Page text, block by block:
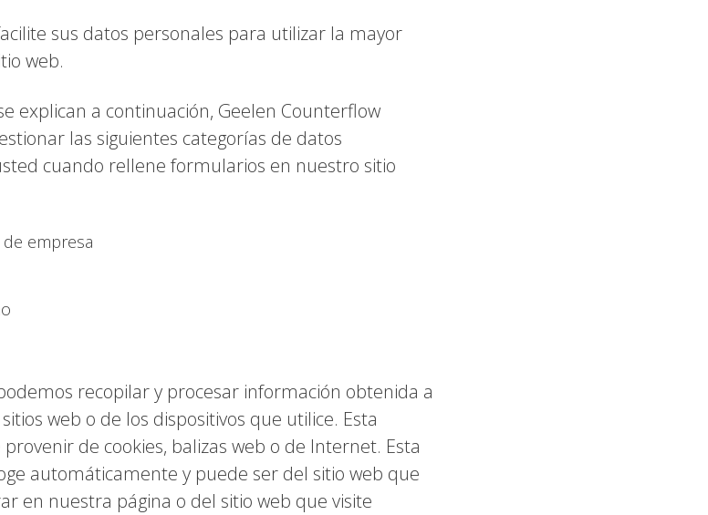
sus datos personales para utilizar la mayor
web.
explican a continuación, Geelen Counterflow
las siguientes categorías de datos
cuando rellene formularios en nuestro sitio
empresa
recopilar y procesar información obtenida a
web o de los dispositivos que utilice. Esta
de cookies, balizas web o de Internet. Esta
automáticamente y puede ser del sitio web que
en nuestra página o del sitio web que visite